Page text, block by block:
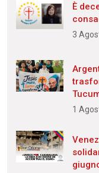
È
3
1